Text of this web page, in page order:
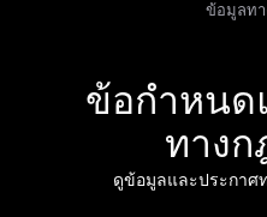
ข้อมูลท
ข้อกำหนด
ทาง
ดูข้อมูลและประกาศ